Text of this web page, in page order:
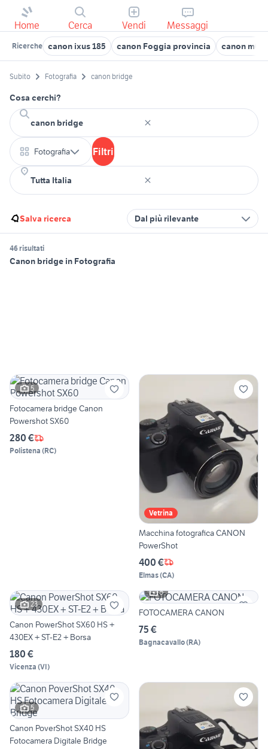
Home Cerca Vendi Messaggi
Ricerche canon ixus 185 canon Foggia provincia canon m6
Subito Fotografia canon bridge
Cosa cerchi?
Fotografia Filtri
Salva ricerca Dal più rilevante
46 risultati
Canon bridge in Fotografia
5
Fotocamera bridge Canon
Powershot SX60
280 €
Polistena (RC)
Vetrina
Macchina fotografica CANON
PowerShot
400 €
Elmas(CA)
23
Canon PowerShot SX60 HS +
430EX + ST-E2 + Borsa
180 €
Vicenza (VI)
5
FOTOCAMERA CANON
75 €
Bagnacavallo(RA)
5
Canon PoverShot SX40 HS
Fotocamera Digitale Bridge